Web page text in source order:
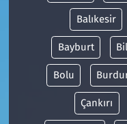
Balıkesir
Bayburt
Bolu
Çankırı